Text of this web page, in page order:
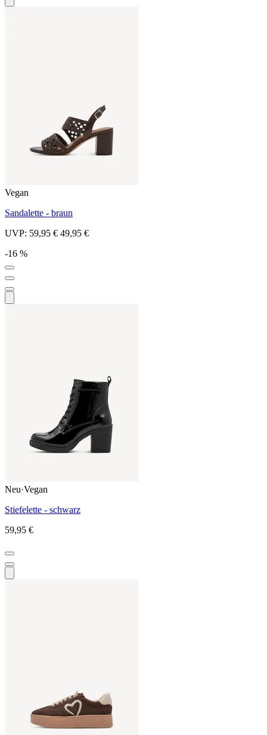
Vegan
Sandalette - braun
UVP: 59,95 € 49,95 €
-16 %
Neu·Vegan
Stiefelette - schwarz
59,95 €